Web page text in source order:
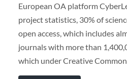
European OA platform
project statistics, 30% of
open access, which includes
journals with more than
which under Creative